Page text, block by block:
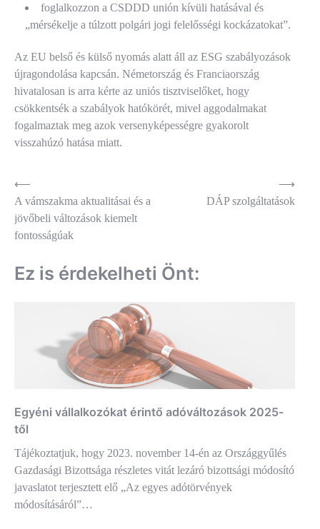
foglalkozzon a CSDDD unión kívüli hatásával és
„mérsékelje a túlzott polgári jogi felelősségi kockázatokat”.
Az EU belső és külső nyomás alatt áll az ESG szabályozások
újragondolása kapcsán. Németország és Franciaország
hivatalosan is arra kérte az uniós tisztviselőket, hogy
csökkentsék a szabályok hatókörét, mivel aggodalmakat
fogalmaztak meg azok versenyképességre gyakorolt
visszahúzó hatása miatt.
Bejegyzés
navigáció
⟵
A vámszakma aktualitásai és a
jövőbeli változások kiemelt
fontosságúak
DÁP szolgáltatások
⟶
Ez is érdekelheti Önt:
Egyéni vállalkozókat érintő adóváltozások 2025-
től
Tájékoztatjuk, hogy 2023. november 14-én az Országgyűlés
Gazdasági Bizottsága részletes vitát lezáró bizottsági módosító
javaslatot terjesztett elő „Az egyes adótörvények
módosításáról”…